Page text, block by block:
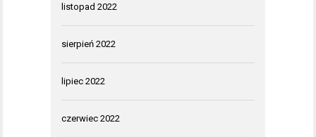
listopad 2022
sierpień 2022
lipiec 2022
czerwiec 2022